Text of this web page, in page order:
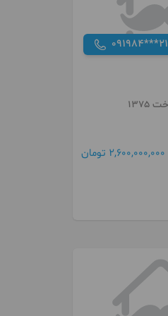
091984***21
2,600,000,000 تومان